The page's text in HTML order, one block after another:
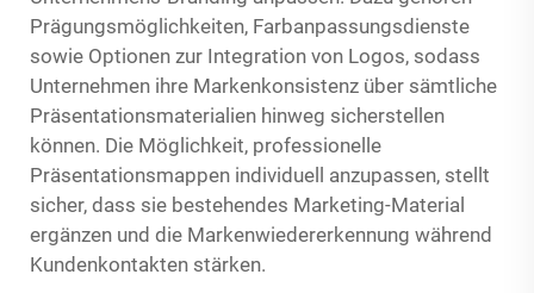
Prägungsmöglichkeiten, Farbanpassungsdienste
sowie Optionen zur Integration von Logos, sodass
Unternehmen ihre Markenkonsistenz über sämtliche
Präsentationsmaterialien hinweg sicherstellen
können. Die Möglichkeit, professionelle
Präsentationsmappen individuell anzupassen, stellt
sicher, dass sie bestehendes Marketing-Material
ergänzen und die Markenwiedererkennung während
Kundenkontakten stärken.